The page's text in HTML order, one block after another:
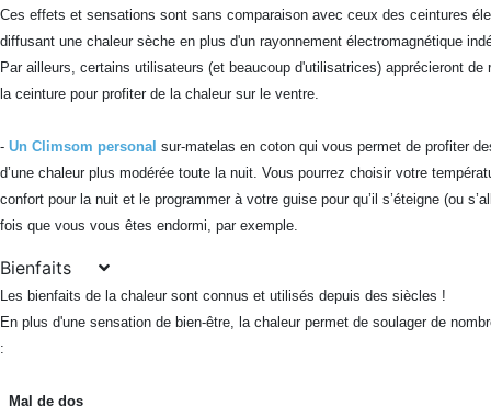
Ces effets et sensations sont sans comparaison avec ceux des ceintures
diffusant une chaleur sèche en plus d'un rayonnement électromagnétique
Par ailleurs, certains utilisateurs (et beaucoup d'utilisatrices) apprécieront de
la ceinture pour profiter de la chaleur sur le ventre.
- Un Climsom personal sur-matelas en coton qui vous permet de profiter
d’une chaleur plus modérée toute la nuit. Vous pourrez choisir votre
confort pour la nuit et le programmer à votre guise pour qu’il s’éteigne (ou
fois que vous vous êtes endormi, par exemple.
Bienfaits
Les bienfaits de la chaleur sont connus et utilisés depuis des siècles !
En plus d'une sensation de bien-être, la chaleur permet de soulager de
:
Mal de dos